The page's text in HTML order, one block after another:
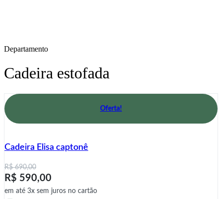
Departamento
Cadeira estofada
Oferta!
Cadeira Elisa captonê
R$690,00
O
preço
original
R$ 590,00
O
preço
atual
em até 3x sem juros no cartão